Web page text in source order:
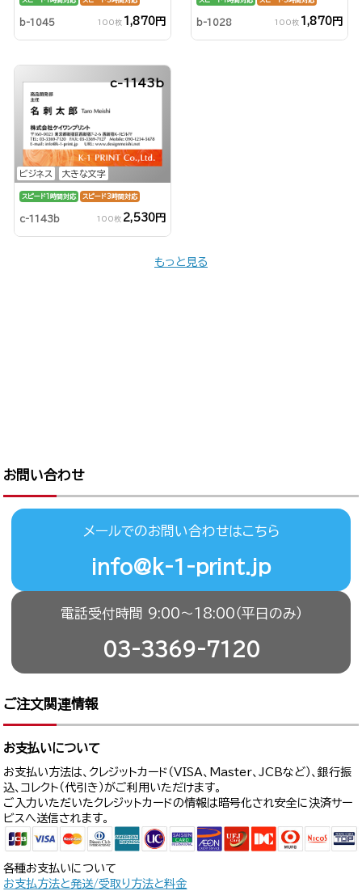
b-1045 100枚 1,870円 b-1028 100枚 1,870円
ビジネス 大きな文字
c-1143b
スピード1時間対応 スピード3時間対応
c-1143b 100枚 2,530円
もっと見る
お問い合わせ
メールでのお問い合わせはこちら
info@k-1-print.jp
電話受付時間 9:00〜18:00（平日のみ）
03-3369-7120
ご注文関連情報
お支払いについて
お支払い方法は、クレジットカード（VISA、Master、JCBなど）、銀行振
込、コレクト（代引き）がご利用いただけます。
ご入力いただいたクレジットカードの情報は暗号化され安全に決済サー
ビスへ送信されます。
各種お支払いについて
お支払方法と発送/受取り方法と料金